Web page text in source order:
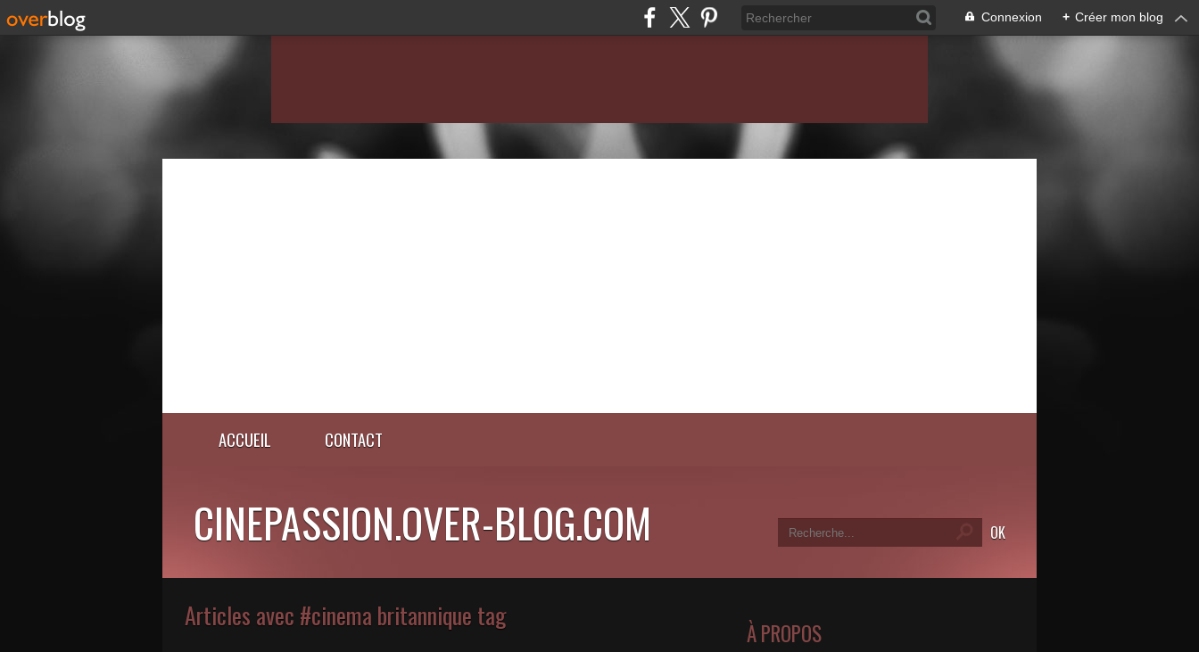
Connexion + Créer mon blog
ACCUEIL CONTACT
CINEPASSION.OVER-BLOG.COM
Articles avec #cinema britannique tag
À PROPOS